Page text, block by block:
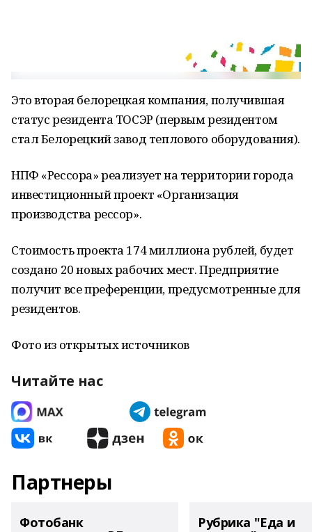
Это вторая белорецкая компания, получившая
статус резидента ТОСЭР (первым резидентом
стал Белорецкий завод теплового оборудования).
НПФ «Рессора» реализует на территории города
инвестиционный проект «Организация
производства рессор».
Стоимость проекта 174 миллиона рублей, будет
создано 20 новых рабочих мест. Предприятие
получит все преференции, предусмотренные для
резидентов.
Фото из открытых источников
Читайте нас
Партнеры
Фотобанк Рубрика "Еда и